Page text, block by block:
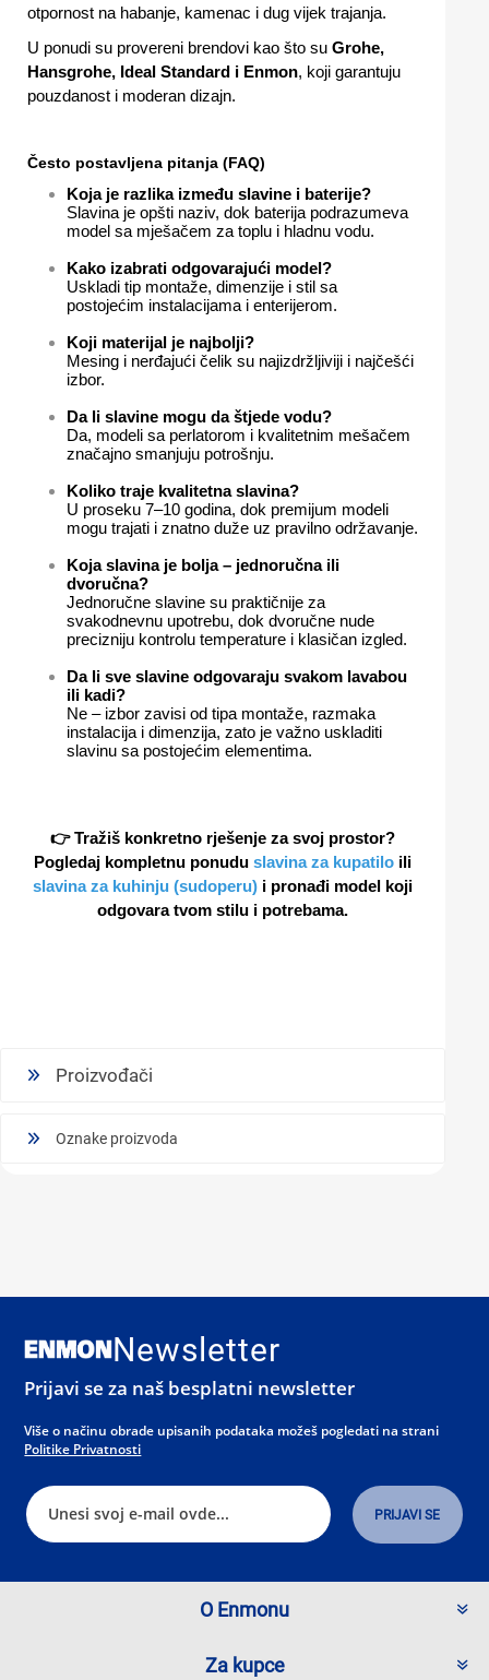
otpornost na habanje, kamenac i dug vijek trajanja.
U ponudi su provereni brendovi kao što su Grohe,
Hansgrohe, Ideal Standard i Enmon, koji garantuju
pouzdanost i moderan dizajn.
Često postavljena pitanja (FAQ)
Koja je razlika između slavine i baterije?
Slavina je opšti naziv, dok baterija podrazumeva
model sa mješačem za toplu i hladnu vodu.
Kako izabrati odgovarajući model?
Uskladi tip montaže, dimenzije i stil sa
postojećim instalacijama i enterijerom.
Koji materijal je najbolji?
Mesing i nerđajući čelik su najizdržljiviji i najčešći
izbor.
Da li slavine mogu da štjede vodu?
Da, modeli sa perlatorom i kvalitetnim mešačem
značajno smanjuju potrošnju.
Koliko traje kvalitetna slavina?
U proseku 7–10 godina, dok premijum modeli
mogu trajati i znatno duže uz pravilno održavanje.
Koja slavina je bolja – jednoručna ili
dvoručna?
Jednoručne slavine su praktičnije za
svakodnevnu upotrebu, dok dvoručne nude
precizniju kontrolu temperature i klasičan izgled.
Da li sve slavine odgovaraju svakom lavabou
ili kadi?
Ne – izbor zavisi od tipa montaže, razmaka
instalacija i dimenzija, zato je važno uskladiti
slavinu sa postojećim elementima.
👉 Tražiš konkretno rješenje za svoj prostor?
Pogledaj kompletnu ponudu slavina za kupatilo ili
slavina za kuhinju (sudoperu) i pronađi model koji
odgovara tvom stilu i potrebama.
Proizvođači
Oznake proizvoda
Newsletter
Prijavi se za naš besplatni newsletter
Više o načinu obrade upisanih podataka možeš pogledati na strani
Politike Privatnosti
O Enmonu
Za kupce